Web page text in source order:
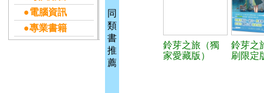
●電腦資訊
●專業書籍
同
類
書
推
薦
鈴芽之旅（獨
家愛藏版）
鈴芽之
刷限定